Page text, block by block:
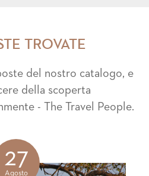
TROVATE
del nostro catalogo, e
della scoperta
- The Travel People.
27
Agosto